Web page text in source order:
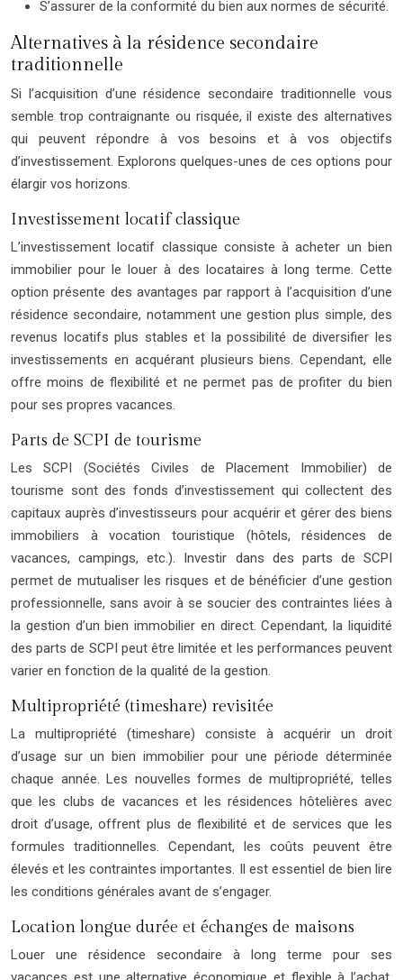
S’assurer de la conformité du bien aux normes de sécurité.
Alternatives à la résidence secondaire
traditionnelle
Si l’acquisition d’une résidence secondaire traditionnelle vous
semble trop contraignante ou risquée, il existe des alternatives
qui peuvent répondre à vos besoins et à vos objectifs
d’investissement. Explorons quelques-unes de ces options pour
élargir vos horizons.
Investissement locatif classique
L’investissement locatif classique consiste à acheter un bien
immobilier pour le louer à des locataires à long terme. Cette
option présente des avantages par rapport à l’acquisition d’une
résidence secondaire, notamment une gestion plus simple, des
revenus locatifs plus stables et la possibilité de diversifier les
investissements en acquérant plusieurs biens. Cependant, elle
offre moins de flexibilité et ne permet pas de profiter du bien
pour ses propres vacances.
Parts de SCPI de tourisme
Les SCPI (Sociétés Civiles de Placement Immobilier) de
tourisme sont des fonds d’investissement qui collectent des
capitaux auprès d’investisseurs pour acquérir et gérer des biens
immobiliers à vocation touristique (hôtels, résidences de
vacances, campings, etc.). Investir dans des parts de SCPI
permet de mutualiser les risques et de bénéficier d’une gestion
professionnelle, sans avoir à se soucier des contraintes liées à
la gestion d’un bien immobilier en direct. Cependant, la liquidité
des parts de SCPI peut être limitée et les performances peuvent
varier en fonction de la qualité de la gestion.
Multipropriété (timeshare) revisitée
La multipropriété (timeshare) consiste à acquérir un droit
d’usage sur un bien immobilier pour une période déterminée
chaque année. Les nouvelles formes de multipropriété, telles
que les clubs de vacances et les résidences hôtelières avec
droit d’usage, offrent plus de flexibilité et de services que les
formules traditionnelles. Cependant, les coûts peuvent être
élevés et les contraintes importantes. Il est essentiel de bien lire
les conditions générales avant de s’engager.
Location longue durée et échanges de maisons
Louer une résidence secondaire à long terme pour ses